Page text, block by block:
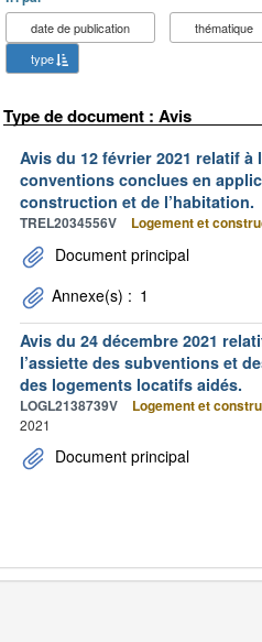
date de publication thématique
type
Type de document : Avis
Avis du 12 février 2021 relatif
conventions conclues en
construction et de l’habitation.
TREL2034556V Logement et
Document principal
Annexe(s) : 1
Avis du 24 décembre 2021
l’assiette des subventions et
des logements locatifs aidés.
LOGL2138739V Logement et
2021
Document principal